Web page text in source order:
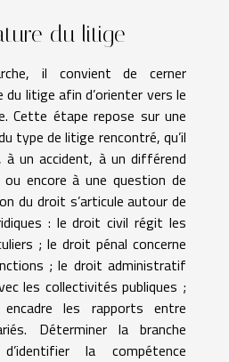
du litige
il convient de cerner
litige afin d’orienter vers le
Cette étape repose sur une
type de litige rencontré, qu’il
un accident, à un différend
ou encore à une question de
du droit s’articule autour de
: le droit civil régit les
; le droit pénal concerne
; le droit administratif
les collectivités publiques ;
les rapports entre
Déterminer la branche
la compétence